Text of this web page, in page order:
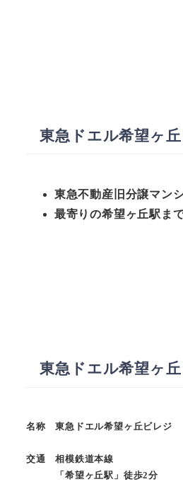
東急ドエル希望ヶ
東急不動産旧分譲マン
最寄りの希望ヶ丘駅ま
東急ドエル希望ヶ
名称 東急ドエル希望ヶ丘ビレジ
交通 相模鉄道本線
「希望ヶ丘駅」徒歩2分